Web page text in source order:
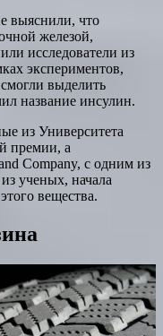
выяснили, что
железой,
исследователи из
экспериментов,
выделить
название инсулин.
из Университета
премии, а
Company, с одним из
ученых, начала
вещества.